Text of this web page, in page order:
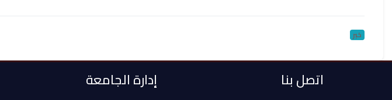
خبر
اتصل بنا إدارة الجامعة